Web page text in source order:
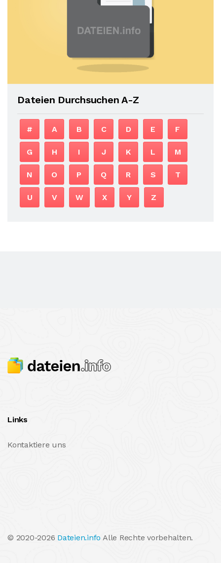
Dateien Durchsuchen A-Z
# A B C D E F
G H I J K L M
N O P Q R S T
U V W X Y Z
Links
Kontaktiere uns
© 2020-2026 Dateien.info Alle Rechte vorbehalten.